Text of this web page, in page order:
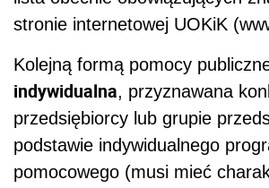
stronie internetowej UOKiK
Kolejną formą pomocy
indywidualna, przyznawana
przedsiębiorcy lub grupie
podstawie indywidualnego
pomocowego (musi mieć